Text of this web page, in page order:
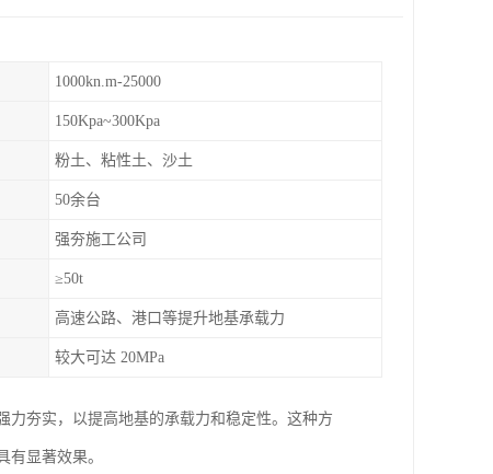
1000kn.m-25000
150Kpa~300Kpa
粉土、粘性土、沙土
50余台
强夯施工公司
≥50t
高速公路、港口等提升地基承载力
较大可达 20MPa
力夯实，以提高地基的承载力和稳定性。这种方
显著效果。